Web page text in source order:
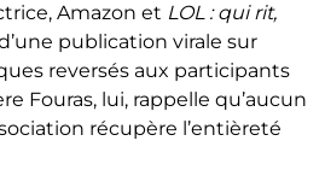
Amazon et LOL : qui rit,
publication virale sur
reversés aux participants
Fouras, lui, rappelle qu’aucun
récupère l’entièreté